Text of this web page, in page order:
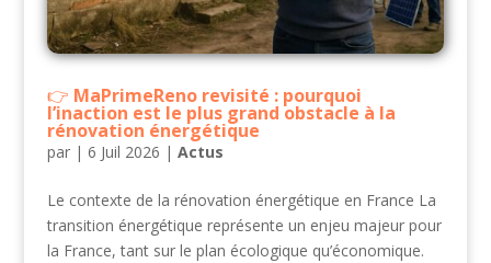
MaPrimeReno revisité : pourquoi
l’inaction est le plus grand obstacle à la
rénovation énergétique
par | 6 Juil 2026 | Actus
Le contexte de la rénovation énergétique en France La
transition énergétique représente un enjeu majeur pour
la France, tant sur le plan écologique qu’économique.